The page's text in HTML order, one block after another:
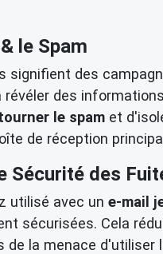
le Spam
signifient des
des
le spam et
de réception
Sécurité des
utilisé avec un e-mail
sécurisées. Cela
la menace